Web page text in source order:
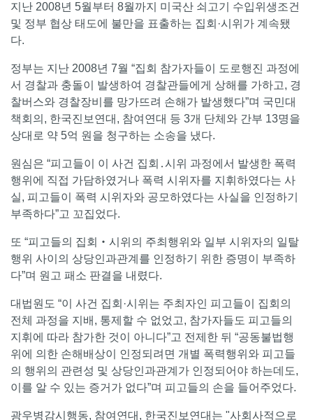
지난 2008년 5월부터 8월까지 미국산 쇠고기 수입위생조건
및 정부 협상 태도에 불만을 표출하는 집회·시위가 계속됐
다.
정부는 지난 2008년 7월 “집회 참가자들이 도로행진 과정에
서 경찰과 충돌이 발생하여 경찰관들에게 상해를 가하고, 경
찰버스와 경찰장비를 망가뜨려 손해가 발생했다”며 국민대
책회의, 한국진보연대, 참여연대 등 3개 단체와 간부 13명을
상대로 약 5억 원을 청구하는 소송을 냈다.
원심은 “피고들이 이 사건 집회․시위 과정에서 발생한 폭력
행위에 직접 가담하였거나 폭력 시위자를 지휘하였다는 사
실, 피고들이 폭력 시위자와 공모하였다는 사실을 인정하기
부족하다”고 꼬집었다.
또 “피고들의 집회‧시위의 주최행위와 일부 시위자의 일탈
행위 사이의 상당인과관계를 인정하기 위한 증명이 부족하
다”며 원고 패소 판결을 내렸다.
대법원도 “이 사건 집회·시위는 주최자인 피고들이 집회의
전체 과정을 지배, 통제할 수 없었고, 참가자들도 피고들의
지휘에 따라 참가한 것이 아니다”고 전제한 뒤 “공동불법행
위에 의한 손해배상이 인정되려면 개별 폭력행위와 피고들
의 행위의 관련성 및 상당인과관계가 인정되어야 하는데도,
이를 알 수 있는 증거가 없다”며 피고들의 손을 들어주었다.
광우병감시행동, 참여연대, 한국진보연대는 "사회사적으로